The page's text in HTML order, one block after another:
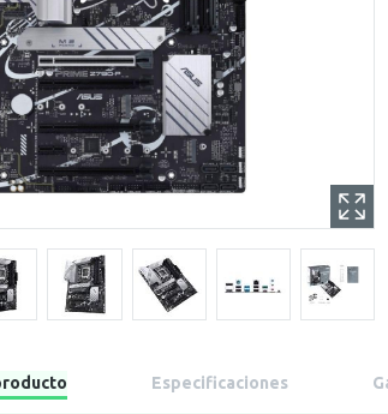
Especificaciones